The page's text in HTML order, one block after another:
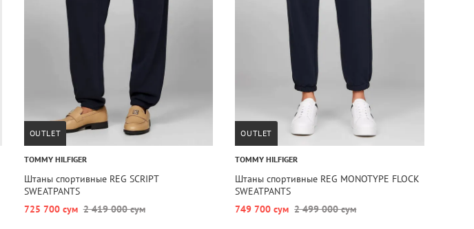
OUTLET
TOMMY HILFIGER
Штаны спортивные REG SCRIPT
SWEATPANTS
725 700 сум 2 419 000 сум
OUTLET
TOMMY HILFIGER
Штаны спортивные REG MONOTYPE FLOCK
SWEATPANTS
749 700 сум 2 499 000 сум